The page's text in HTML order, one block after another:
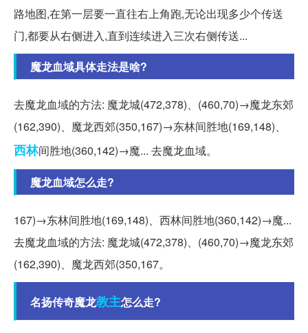
路地图,在第一层要一直往右上角跑,无论出现多少个传送
门,都要从右侧进入,直到连续进入三次右侧传送...
魔龙血域具体走法是啥?
去魔龙血域的方法: 魔龙城(472,378)、(460,70)→魔龙东郊
(162,390)、魔龙西郊(350,167)→东林间胜地(169,148)、
西林间胜地(360,142)→魔... 去魔龙血域。
魔龙血域怎么走?
167)→东林间胜地(169,148)、西林间胜地(360,142)→魔...
去魔龙血域的方法: 魔龙城(472,378)、(460,70)→魔龙东郊
(162,390)、魔龙西郊(350,167。
名扬传奇魔龙教主怎么走?